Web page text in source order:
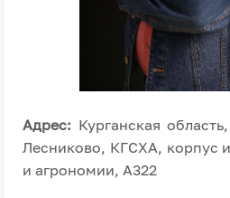
Адрес: Курганская
Лесниково, КГСХА, корпус
и агрономии, А322